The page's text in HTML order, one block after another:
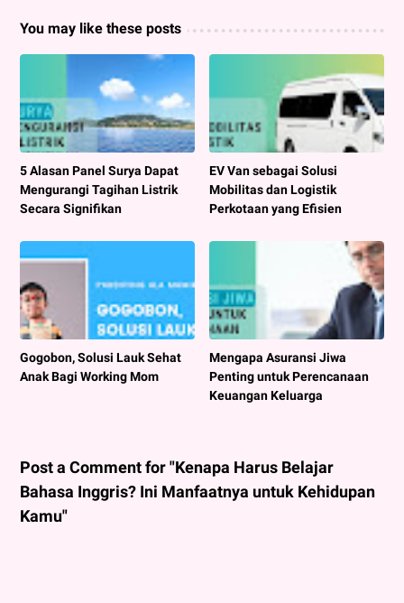
You may like these posts
5 Alasan Panel Surya Dapat
Mengurangi Tagihan Listrik
Secara Signifikan
EV Van sebagai Solusi
Mobilitas dan Logistik
Perkotaan yang Efisien
Gogobon, Solusi Lauk Sehat
Anak Bagi Working Mom
Mengapa Asuransi Jiwa
Penting untuk Perencanaan
Keuangan Keluarga
Post a Comment for "Kenapa Harus Belajar
Bahasa Inggris? Ini Manfaatnya untuk Kehidupan
Kamu"